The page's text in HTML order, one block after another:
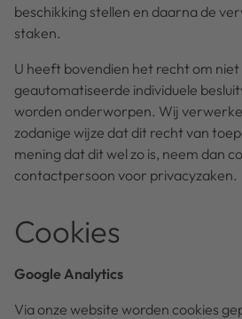
beschikking stellen en daarna de
staken.
U heeft bovendien het recht om niet
geautomatiseerde individuele
worden onderworpen. Wij
zodanige wijze dat dit recht van
mening dat dit wel zo is, neem dan
contactpersoon voor privacyzaken.
Cookies
Google Analytics
Via onze website worden cookies